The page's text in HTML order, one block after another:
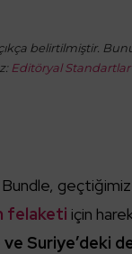
belirtilmiştir.
Editöryal Standartlar
geçtiğimiz
felaketi için
Suriye’deki